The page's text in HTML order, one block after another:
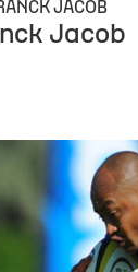
JACOB
Jacob